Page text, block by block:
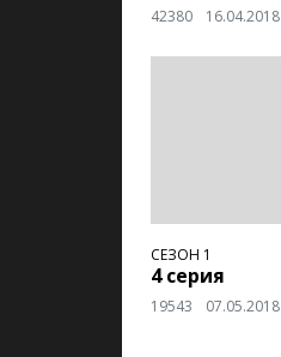
42380 16.04.2018
СЕЗОН 1
4 серия
19543 07.05.2018